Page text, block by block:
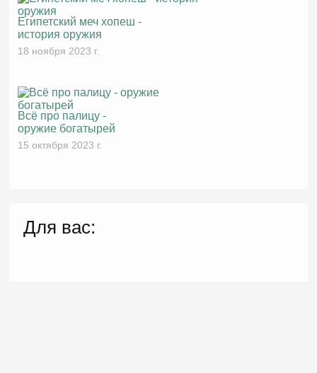
Египетский меч хопеш -
история оружия
18 ноября 2023 г.
Всё про палицу -
оружие богатырей
15 октября 2023 г.
Для вас: